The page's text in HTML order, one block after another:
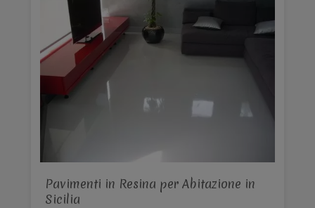
Pavimenti in Resina per Abitazione in
Sicilia